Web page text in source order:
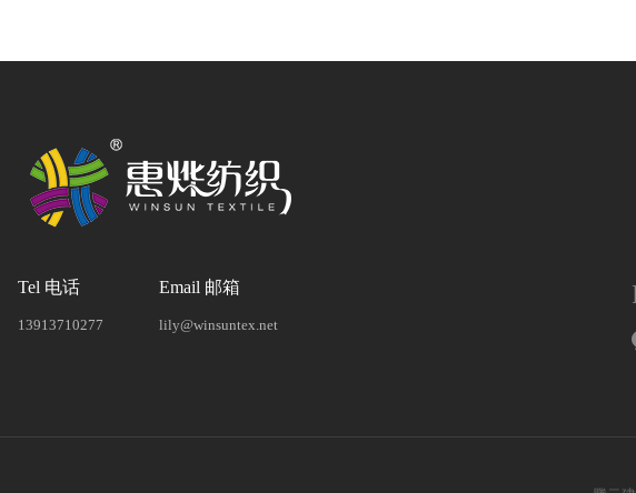
Tel 电话
13913710277
Email 邮箱
lily@winsuntex.net